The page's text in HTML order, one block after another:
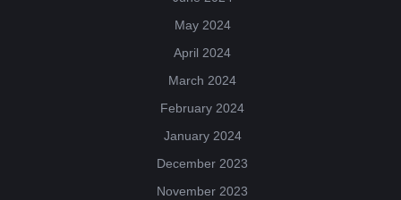
May 2024
April 2024
March 2024
February 2024
January 2024
December 2023
November 2023